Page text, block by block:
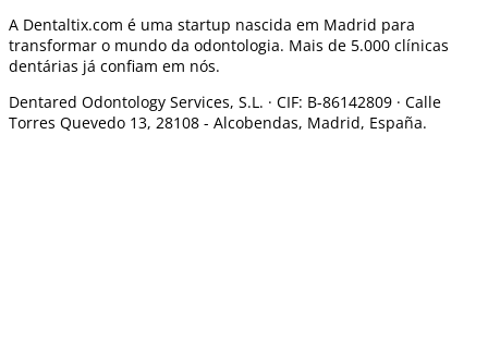
A Dentaltix.com é uma startup nascida em Madrid para
transformar o mundo da odontologia. Mais de 5.000 clínicas
dentárias já confiam em nós.
Dentared Odontology Services, S.L. · CIF: B-86142809 · Calle
Torres Quevedo 13, 28108 - Alcobendas, Madrid, España.